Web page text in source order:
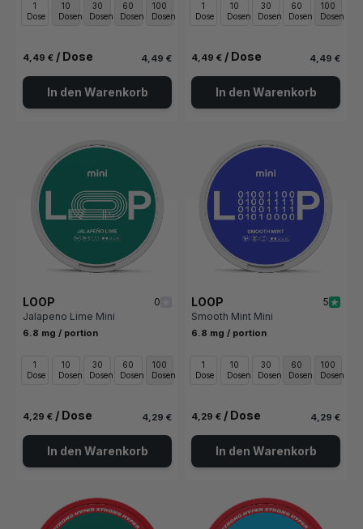
1
Dose
10
Dosen
30
Dosen
60
Dosen
100
Dosen
4,49 € / Dose 4,49 €
In den Warenkorb
1
Dose
10
Dosen
30
Dosen
60
Dosen
100
Dosen
4,49 € / Dose 4,49 €
In den Warenkorb
LOOP
0
Jalapeno Lime Mini
6.8 mg / portion
1
Dose
10
Dosen
30
Dosen
60
Dosen
100
Dosen
4,29 € / Dose 4,29 €
In den Warenkorb
LOOP
5
Smooth Mint Mini
6.8 mg / portion
1
Dose
10
Dosen
30
Dosen
60
Dosen
100
Dosen
4,29 € / Dose 4,29 €
In den Warenkorb